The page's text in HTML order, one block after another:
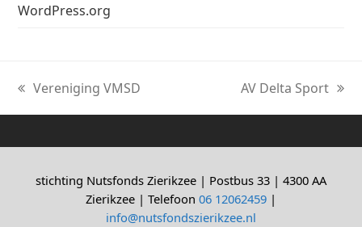
WordPress.org
previous
post:
Vereniging VMSD
next
post:
AV Delta Sport
stichting Nutsfonds Zierikzee | Postbus 33 | 4300 AA
Zierikzee | Telefoon 06 12062459 |
info@nutsfondszierikzee.nl